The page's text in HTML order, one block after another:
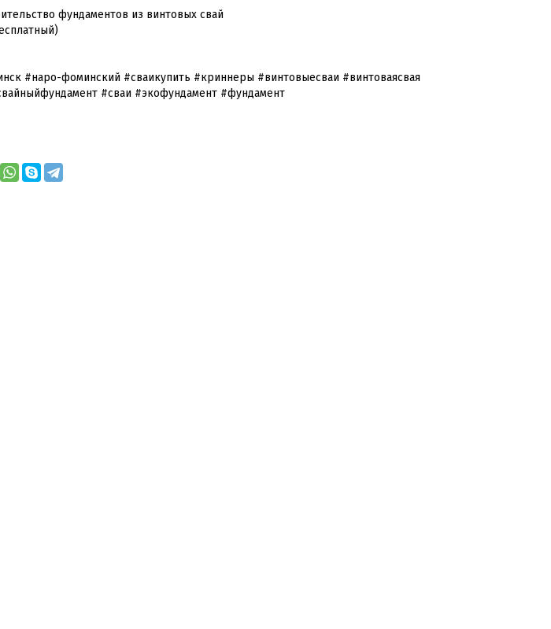
фундаментов из винтовых свай
#наро-фоминский #сваикупить #криннеры #винтовыесваи #винтоваясвая
#сваи #экофундамент #фундамент